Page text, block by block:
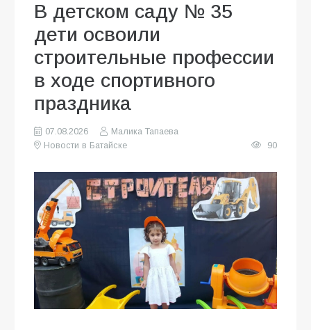
В детском саду № 35
дети освоили
строительные профессии
в ходе спортивного
праздника
07.08.2026
Малика Тапаева
Новости в Батайске
90